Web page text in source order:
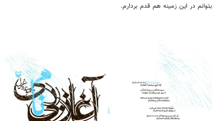
بتوانم در این زمینه هم قدم بردارم.